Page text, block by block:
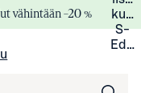
vähintään –20 %
S-